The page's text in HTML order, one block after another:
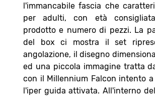
l'immancabile fascia che
per adulti, con età
prodotto e numero di pezzi. La
del box ci mostra il set
angolazione, il disegno
ed una piccola immagine tratta
con il Millennium Falcon intento
l'iper guida attivata. All'interno